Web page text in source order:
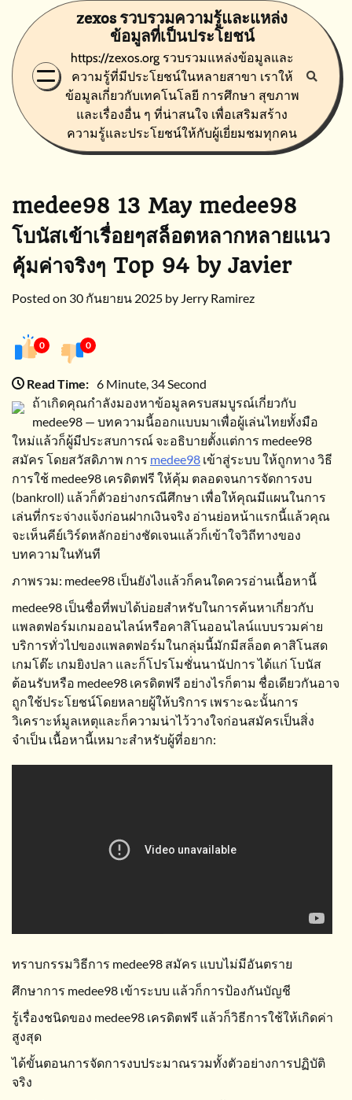
content
zexos รวบรวมความรู้และแหล่ง
ข้อมูลที่เป็นประโยชน์
https://zexos.org รวบรวมแหล่งข้อมูลและ
ความรู้ที่มีประโยชน์ในหลายสาขา เราให้
ข้อมูลเกี่ยวกับเทคโนโลยี การศึกษา สุขภาพ
และเรื่องอื่น ๆ ที่น่าสนใจ เพื่อเสริมสร้าง
ความรู้และประโยชน์ให้กับผู้เยี่ยมชมทุกคน
medee98 13 May medee98
โบนัสเข้าเรื่อยๆสล็อตหลากหลายแนว
คุ้มค่าจริงๆ Top 94 by Javier
Posted on 30 กันยายน 2025 by Jerry Ramirez
0 0
Read Time: 6 Minute, 34 Second
ถ้าเกิดคุณกำลังมองหาข้อมูลครบสมบูรณ์เกี่ยวกับ
medee98 — บทความนี้ออกแบบมาเพื่อผู้เล่นไทยทั้งมือ
ใหม่แล้วก็ผู้มีประสบการณ์ จะอธิบายตั้งแต่การ medee98
สมัคร โดยสวัสดิภาพ การ medee98 เข้าสู่ระบบ ให้ถูกทาง วิธี
การใช้ medee98 เครดิตฟรี ให้คุ้ม ตลอดจนการจัดการงบ
(bankroll) แล้วก็ตัวอย่างกรณีศึกษา เพื่อให้คุณมีแผนในการ
เล่นที่กระจ่างแจ้งก่อนฝากเงินจริง อ่านย่อหน้าแรกนี้แล้วคุณ
จะเห็นคีย์เวิร์ดหลักอย่างชัดเจนแล้วก็เข้าใจวิถีทางของ
บทความในทันที
ภาพรวม: medee98 เป็นยังไงแล้วก็คนใดควรอ่านเนื้อหานี้
medee98 เป็นชื่อที่พบได้บ่อยสำหรับในการค้นหาเกี่ยวกับ
แพลตฟอร์มเกมออนไลน์หรือคาสิโนออนไลน์แบบรวมค่าย
บริการทั่วไปของแพลตฟอร์มในกลุ่มนี้มักมีสล็อต คาสิโนสด
เกมโต๊ะ เกมยิงปลา และก็โปรโมชั่นนานัปการ ได้แก่ โบนัส
ต้อนรับหรือ medee98 เครดิตฟรี อย่างไรก็ตาม ชื่อเดียวกันอาจ
ถูกใช้ประโยชน์โดยหลายผู้ให้บริการ เพราะฉะนั้นการ
วิเคราะห์มูลเหตุและก็ความน่าไว้วางใจก่อนสมัครเป็นสิ่ง
จำเป็น เนื้อหานี้เหมาะสำหรับผู้ที่อยาก:
ทราบกรรมวิธีการ medee98 สมัคร แบบไม่มีอันตราย
ศึกษาการ medee98 เข้าระบบ แล้วก็การป้องกันบัญชี
รู้เรื่องชนิดของ medee98 เครดิตฟรี แล้วก็วิธีการใช้ให้เกิดค่า
สูงสุด
ได้ขั้นตอนการจัดการงบประมาณรวมทั้งตัวอย่างการปฏิบัติ
จริง